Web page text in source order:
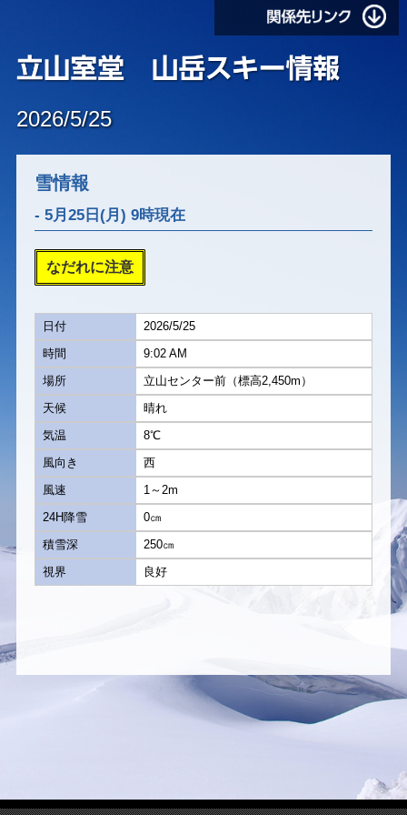
2026/5/25
雪情報
- 5月25日(月) 9時現在
なだれに注意
日付
2026/5/25
時間
9:02 AM
場所
立山センター前（標高2,450m）
天候
晴れ
気温
8℃
風向き
西
風速
1～2m
24H降雪
0㎝
積雪深
250㎝
視界
良好